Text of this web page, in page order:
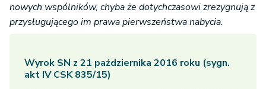
nowych wspólników, chyba że dotychczasowi zrezygnują z
przysługującego im prawa pierwszeństwa nabycia.
Wyrok SN z 21 października 2016 roku (sygn.
akt IV CSK 835/15)